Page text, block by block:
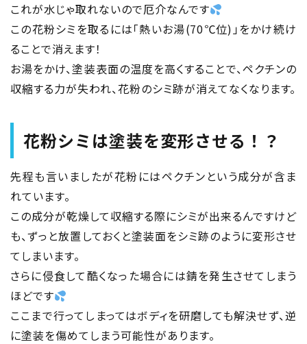
これが水じゃ取れないので厄介なんです
この花粉シミを取るには「熱いお湯(70℃位)」をかけ続け
ることで消えます！
お湯をかけ、塗装表面の温度を高くすることで、ペクチンの
収縮する力が失われ、花粉のシミ跡が消えてなくなります。
花粉シミは塗装を変形させる！？
先程も言いましたが花粉にはペクチンという成分が含ま
れています。
この成分が乾燥して収縮する際にシミが出来るんですけど
も、ずっと放置しておくと塗装面をシミ跡のように変形させ
てしまいます。
さらに侵食して酷くなった場合には錆を発生させてしまう
ほどです
ここまで行ってしまってはボディを研磨しても解決せず、逆
に塗装を傷めてしまう可能性があります。